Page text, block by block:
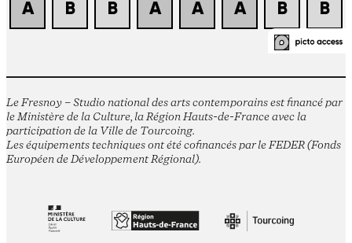
Le Fresnoy – Studio national des arts contemporains est financé par
le Ministère de la Culture, la Région Hauts-de-France avec la
participation de la Ville de Tourcoing.
Les équipements techniques ont été cofinancés par le FEDER (Fonds
Européen de Développement Régional).